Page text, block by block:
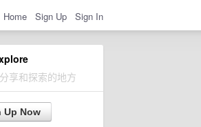
Home Sign Up Sign In
享和探索的地方
Up Now